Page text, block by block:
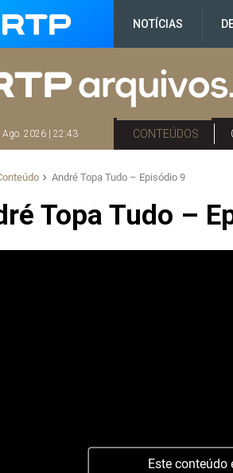
NOTÍCIAS
Ago. 2026 | 22:43 CONTEÚDOS
André Topa Tudo – Episódio 9
Topa Tudo –
Este